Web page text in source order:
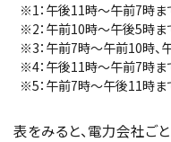
※1：午後11時～午前7時
※2：午前10時～午後5時
※3：午前7時～午前10時
※4：午後11時～午前7時
※5：午前7時～午後11時
表をみると、電力会社ご